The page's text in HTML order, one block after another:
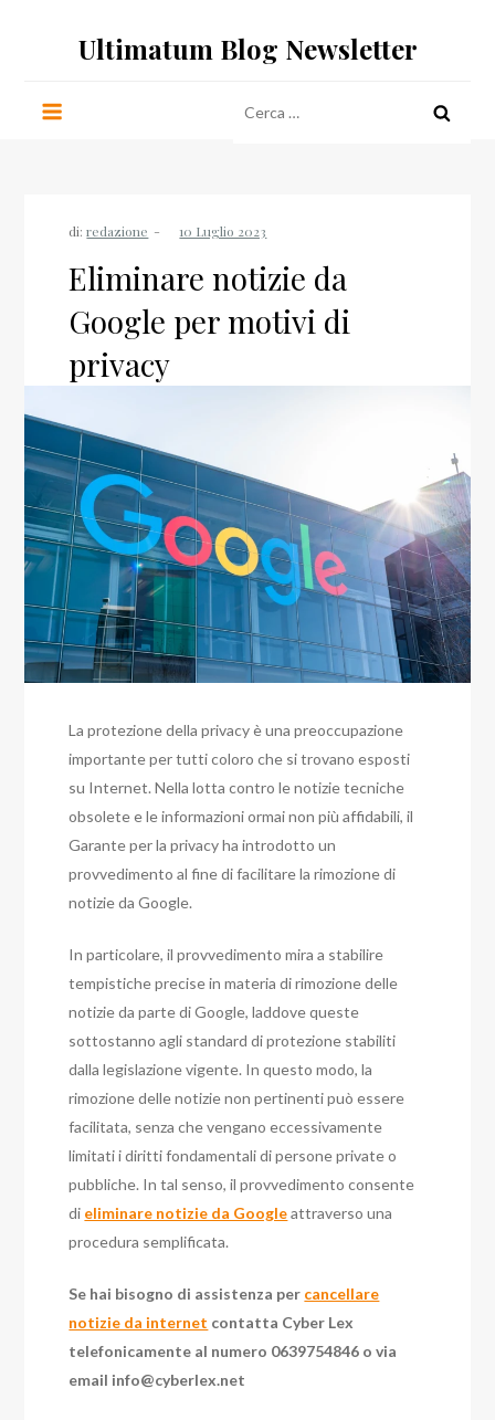
Ultimatum Blog Newsletter
per:
di:redazione
Eliminare notizie da
Google per motivi di
privacy
La protezione della privacy è una preoccupazione
importante per tutti coloro che si trovano esposti
su Internet. Nella lotta contro le notizie tecniche
obsolete e le informazioni ormai non più affidabili, il
Garante per la privacy ha introdotto un
provvedimento al fine di facilitare la rimozione di
notizie da Google.
In particolare, il provvedimento mira a stabilire
tempistiche precise in materia di rimozione delle
notizie da parte di Google, laddove queste
sottostanno agli standard di protezione stabiliti
dalla legislazione vigente. In questo modo, la
rimozione delle notizie non pertinenti può essere
facilitata, senza che vengano eccessivamente
limitati i diritti fondamentali di persone private o
pubbliche. In tal senso, il provvedimento consente
di eliminare notizie da Googleattraverso una
procedura semplificata.
Se hai bisogno di assistenza per cancellare
notizie da internet contatta Cyber Lex
telefonicamente al numero 0639754846 o via
email info@cyberlex.net